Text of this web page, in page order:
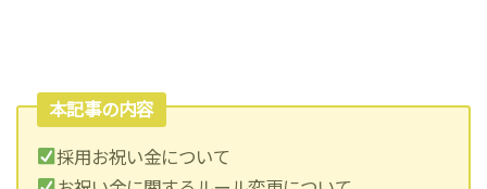
本記事の内容
採用お祝い金について